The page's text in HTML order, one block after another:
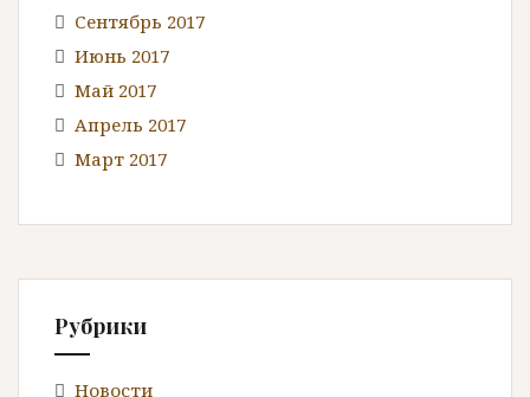
Сентябрь 2017
Июнь 2017
Май 2017
Апрель 2017
Март 2017
Рубрики
Новости